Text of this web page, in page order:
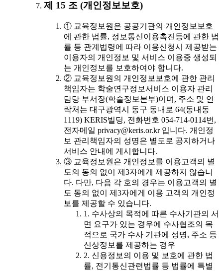
제 15 조 (개인정보보호)
① 교육정보원은 공공기관의 개인정보보호
에 관한 법률, 정보통신이용촉진등에 관한 법
률 등 관계법령에 따라 이용신청시 제공받는
이용자의 개인정보 및 서비스 이용중 생성되
는 개인정보를 보호하여야 합니다.
② 교육정보원의 개인정보보호에 관한 관리
책임자는 학술연구정보서비스 이용자 관리
담당 부서장(학술정보본부)이며, 주소 및 연
락처는 대구광역시 동구 동내로 64(동내동
1119) KERIS빌딩, 전화번호 054-714-0114번,
전자메일 privacy@keris.or.kr 입니다. 개인정
보 관리책임자의 성명은 별도로 공지하거나
서비스 안내에 게시합니다.
③ 교육정보원은 개인정보를 이용고객의 별
도의 동의 없이 제3자에게 제공하지 않습니
다. 다만, 다음 각 호의 경우는 이용고객의 별
도 동의 없이 제3자에게 이용 고객의 개인정
보를 제공할 수 있습니다.
1. 수사상의 목적에 따른 수사기관의 서
면 요구가 있는 경우에 수사협조의 목
적으로 국가 수사 기관에 성명, 주소 등
신상정보를 제공하는 경우
2. 신용정보의 이용 및 보호에 관한 법
률, 전기통신관련법률 등 법률에 특별